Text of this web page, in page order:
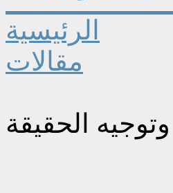
الرئيسية
مقالات
الحقيقة